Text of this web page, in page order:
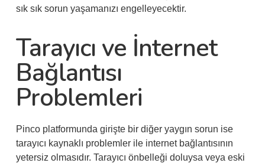
sık sık sorun yaşamanızı engelleyecektir.
Tarayıcı ve İnternet
Bağlantısı
Problemleri
Pinco platformunda girişte bir diğer yaygın sorun ise
tarayıcı kaynaklı problemler ile internet bağlantısının
yetersiz olmasıdır. Tarayıcı önbelleği doluysa veya eski